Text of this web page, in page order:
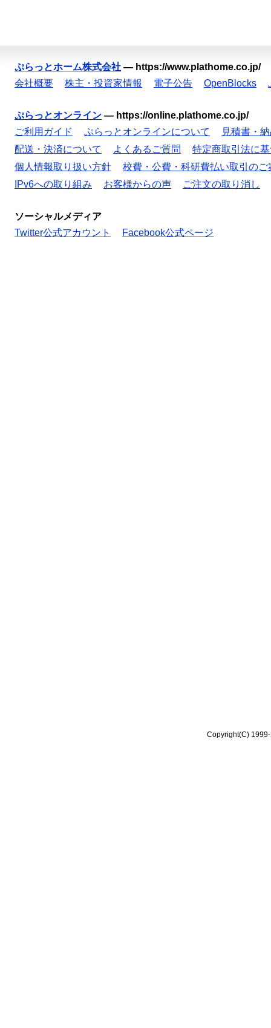
ぷらっとホーム株式会社 — https://www.plathome.co.jp/
会社概要
株主・投資家情報 電子公告 OpenBlocks
ぷらっとオンライン — https://online.plathome.co.jp/
ご利用ガイド
ぷらっとオンラインについて
見積書・
配送・決済について
よくあるご質問
特定商取引法に
個人情報取り扱い方針
校費・公費・科研費払い取引のご
IPv6への取り組み
お客様からの声 ご注文の取り消し
ソーシャルメディア
Twitter公式アカウント
Facebook公式ページ
Copyright(C)